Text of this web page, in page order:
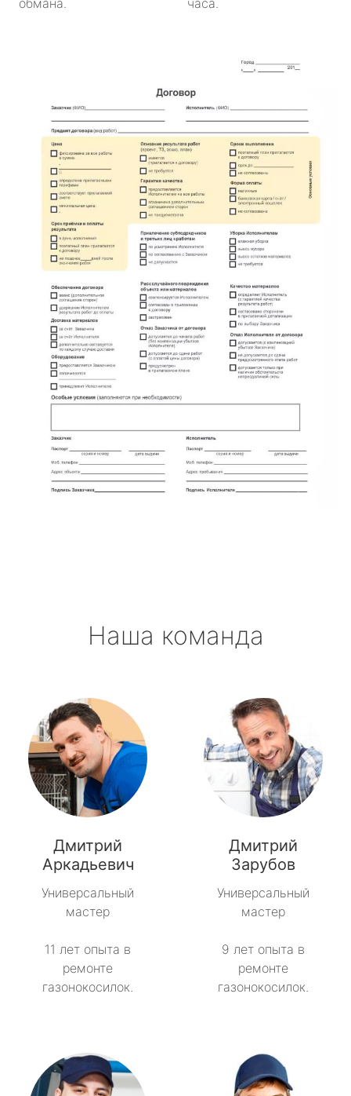
Наша команда
Дмитрий
Аркадьевич
Универсальный
мастер
11 лет опыта в
ремонте
газонокосилок.
Дмитрий
Зарубов
Универсальный
мастер
9 лет опыта в
ремонте
газонокосилок.